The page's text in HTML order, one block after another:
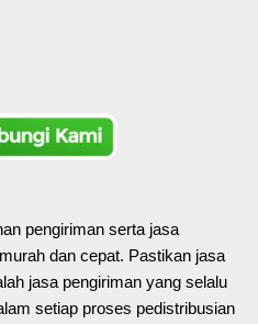
pengiriman serta jasa
dan cepat. Pastikan jasa
jasa pengiriman yang selalu
setiap proses pedistribusian